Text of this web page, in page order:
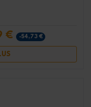
€ -54,73 €